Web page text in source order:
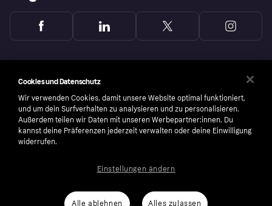
number: 556737-0431
Cookies und Datenschutz
Wir verwenden Cookies, damit unsere Website optimal funktioniert,
und um dein Surfverhalten zu analysieren und zu personalisieren.
Außerdem teilen wir Daten mit unseren Werbepartner:innen. Du
kannst deine Präferenzen jederzeit verwalten oder deine Einwilligung
widerrufen.
Alle ablehnen Alles zulassen
Einstellungen ändern